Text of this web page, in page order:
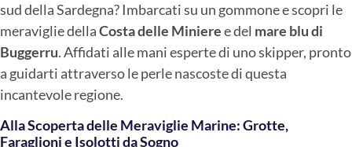
sud della Sardegna? Imbarcati su un gommone e scopri le
meraviglie dellaCosta delle Minieree del mare blu di
Buggerru. Affidati alle mani esperte di uno skipper, pronto
a guidarti attraverso le perle nascoste di questa
incantevole regione.
Alla Scoperta delle Meraviglie Marine: Grotte,
Faraglioni e Isolotti da Sogno